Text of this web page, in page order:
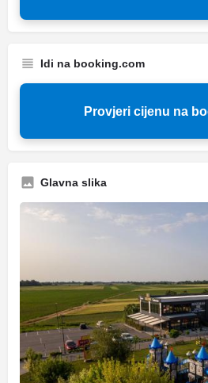
Idi na booking.com
Provjeri cijenu na
Glavna slika